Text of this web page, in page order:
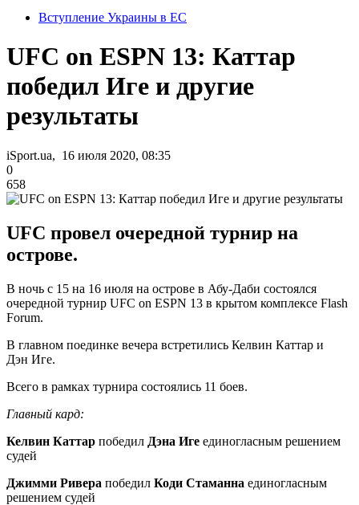
Вступление Украины в ЕС
UFC on ESPN 13: Каттар
победил Иге и другие
результаты
iSport.ua, 16 июля 2020, 08:35
0
658
UFC провел очередной турнир на
острове.
В ночь с 15 на 16 июля на острове в Абу-Даби состоялся
очередной турнир UFC on ESPN 13 в крытом комплексе Flash
Forum.
В главном поединке вечера встретились Келвин Каттар и
Дэн Иге.
Всего в рамках турнира состоялись 11 боев.
Главный кард:
Келвин Каттар победил Дэна Иге единогласным решением
судей
Джимми Ривера победил Коди Стаманна единогласным
решением судей